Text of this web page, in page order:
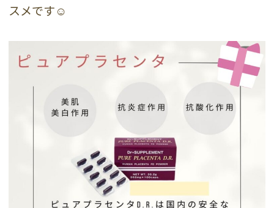
スメです☺️